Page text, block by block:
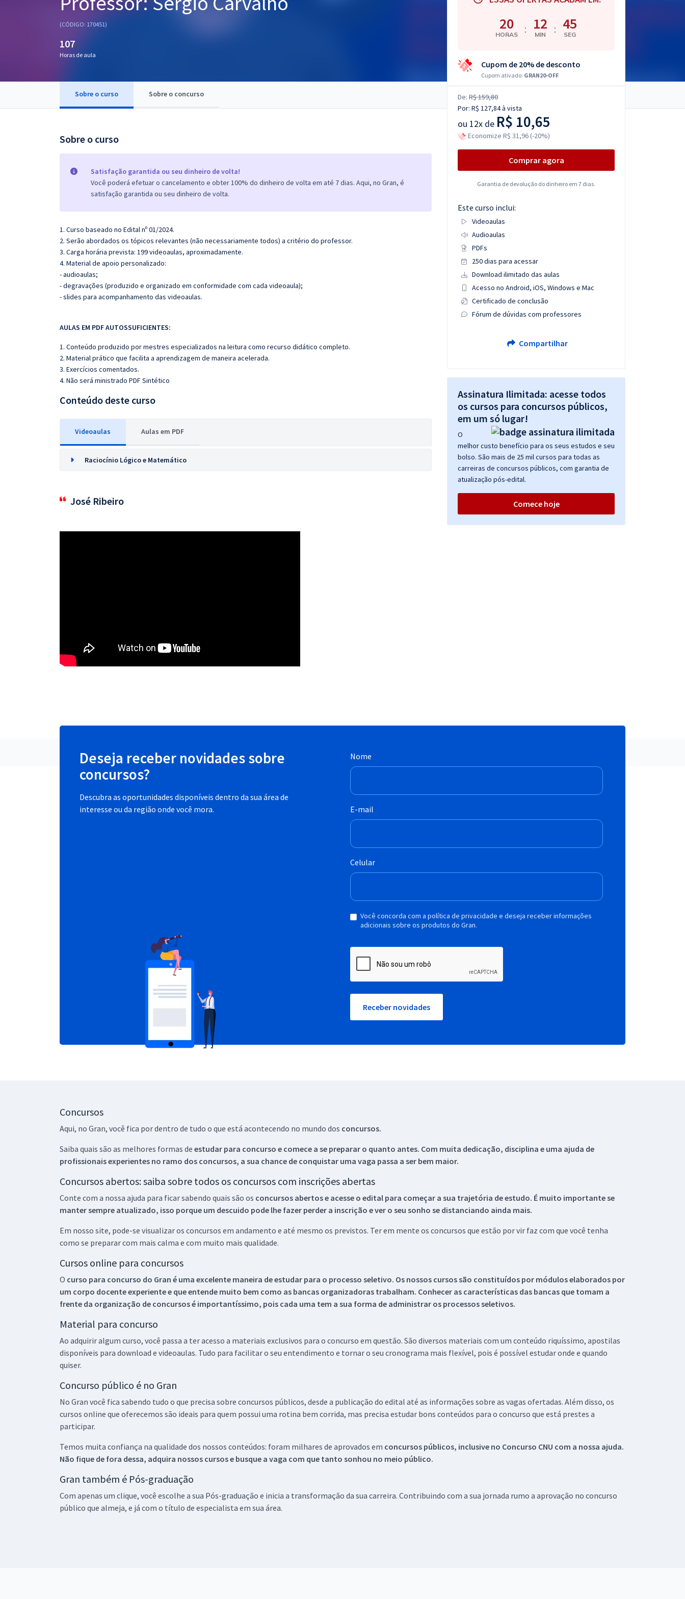
Questões grátis
(CÓDIGO: 170451)
107
Horas de aula
Sobre o curso Sobre o concurso
Sobre o curso
Satisfação garantida ou seu dinheiro de volta!
Você poderá efetuar o cancelamento e obter 100% do dinheiro de volta em até 7 dias. Aqui, no Gran, é
satisfação garantida ou seu dinheiro de volta.
1. Curso baseado no Edital nº 01/2024.
2. Serão abordados os tópicos relevantes (não necessariamente todos) a critério do professor.
3. Carga horária prevista: 199 videoaulas, aproximadamente.
4. Material de apoio personalizado:
- audioaulas;
- degravações (produzido e organizado em conformidade com cada videoaula);
- slides para acompanhamento das videoaulas.
AULAS EM PDF AUTOSSUFICIENTES:
1. Conteúdo produzido por mestres especializados na leitura como recurso didático completo.
2. Material prático que facilita a aprendizagem de maneira acelerada.
3. Exercícios comentados.
4. Não será ministrado PDF Sintético
Conteúdo deste curso
Videoaulas Aulas em PDF
Raciocínio Lógico e Matemático
José Ribeiro
20
HORAS : 12
MIN : 44
SEG
Cupom de 20% de desconto
Cupom ativado: GRAN20-OFF
De: R$ 159,80
Por: R$ 127,84à vista
ou 12x de R$ 10,65
Economize R$ 31,96 (-20%)
Comprar agora
Garantia de devolução do dinheiro em 7 dias.
Este curso inclui:
Videoaulas
Audioaulas
PDFs
250 dias para acessar
Download ilimitado das aulas
Acesso no Android, iOS, Windows e Mac
Certificado de conclusão
Fórum de dúvidas com professores
Compartilhar
Assinatura Ilimitada: acesse todos
os cursos para concursos públicos,
em um só lugar!
O
melhor custo benefício para os seus estudos e seu
bolso. São mais de 25 mil cursos para todas as
carreiras de concursos públicos, com garantia de
atualização pós-edital.
Comece hoje
Deseja receber novidades sobre
concursos?
Descubra as oportunidades disponíveis dentro da sua área de
interesse ou da região onde você mora.
Nome
E-mail
Celular
Você concorda com a política de privacidade e deseja receber informações
adicionais sobre os produtos do Gran.
Receber novidades
Concursos
Aqui, no Gran, você fica por dentro de tudo o que está acontecendo no mundo dos concursos.
Saiba quais são as melhores formas de estudar para concurso e comece a se preparar o quanto antes. Com muita dedicação, disciplina e uma ajuda de
profissionais experientes no ramo dos concursos, a sua chance de conquistar uma vaga passa a ser bem maior.
Concursos abertos: saiba sobre todos os concursos com inscrições abertas
Conte com a nossa ajuda para ficar sabendo quais são os concursos abertos e acesse o edital para começar a sua trajetória de estudo. É muito importante se
manter sempre atualizado, isso porque um descuido pode lhe fazer perder a inscrição e ver o seu sonho se distanciando ainda mais.
Em nosso site, pode-se visualizar os concursos em andamento e até mesmo os previstos. Ter em mente os concursos que estão por vir faz com que você tenha
como se preparar com mais calma e com muito mais qualidade.
Cursos online para concursos
O curso para concurso do Gran é uma excelente maneira de estudar para o processo seletivo. Os nossos cursos são constituídos por módulos elaborados por
um corpo docente experiente e que entende muito bem como as bancas organizadoras trabalham. Conhecer as características das bancas que tomam a
frente da organização de concursos é importantíssimo, pois cada uma tem a sua forma de administrar os processos seletivos.
Material para concurso
Ao adquirir algum curso, você passa a ter acesso a materiais exclusivos para o concurso em questão. São diversos materiais com um conteúdo riquíssimo, apostilas
disponíveis para download e videoaulas. Tudo para facilitar o seu entendimento e tornar o seu cronograma mais flexível, pois é possível estudar onde e quando
quiser.
Concurso público é no Gran
No Gran você fica sabendo tudo o que precisa sobre concursos públicos, desde a publicação do edital até as informações sobre as vagas ofertadas. Além disso, os
cursos online que oferecemos são ideais para quem possui uma rotina bem corrida, mas precisa estudar bons conteúdos para o concurso que está prestes a
participar.
Temos muita confiança na qualidade dos nossos conteúdos: foram milhares de aprovados em concursos públicos, inclusive no Concurso CNU com a nossa ajuda.
Não fique de fora dessa, adquira nossos cursos e busque a vaga com que tanto sonhou no meio público.
Gran também é Pós-graduação
Com apenas um clique, você escolhe a sua Pós-graduação e inicia a transformação da sua carreira. Contribuindo com a sua jornada rumo a aprovação no concurso
público que almeja, e já com o título de especialista em sua área.